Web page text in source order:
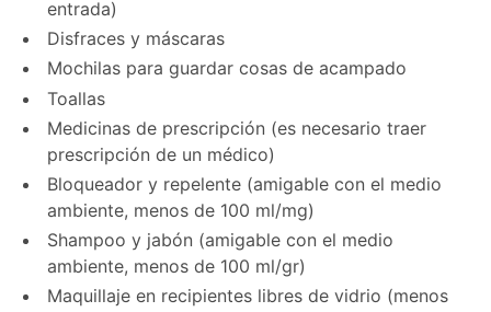
entrada)
Disfraces y máscaras
Mochilas para guardar cosas de acampado
Toallas
Medicinas de prescripción (es necesario traer
prescripción de un médico)
Bloqueador y repelente (amigable con el medio
ambiente, menos de 100 ml/mg)
Shampoo y jabón (amigable con el medio
ambiente, menos de 100 ml/gr)
Maquillaje en recipientes libres de vidrio (menos